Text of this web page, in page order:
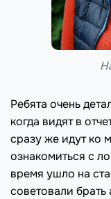
Ребята очень
когда видят в
сразу же идут ко
ознакомиться с
время ушло на
советовали брать